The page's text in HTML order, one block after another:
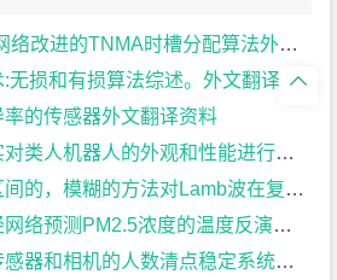
进的TNMA时槽分配算法外文翻译资料
损和有损算法综述。外文翻译资料
的传感器外文翻译资料
器人的外观和性能进行心理评估外文翻译资料
方法对Lamb波在复合材料中传播特性的测定外文翻译资料
测PM2.5浓度的温度反演效应外文翻译资料
和相机的人数清点稳定系统外文翻译资料
